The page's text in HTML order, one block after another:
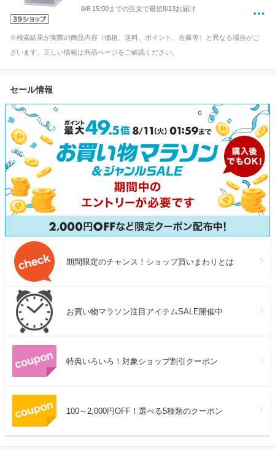
8/8 15:00までの注文で最短8/13お届け
※検索結果が実際の商品内容（価格、送料、ポイント、在庫等）と異なる場合がご
ざいます。正しい情報は商品ページをご確認ください。
セール情報
期間限定のチャンス！ショップ買いまわりとは
お買い物マラソン注目アイテムSALE開催中
特典いろいろ！対象ショップ割引クーポン
100～2,000円OFF！選べる5種類のクーポン